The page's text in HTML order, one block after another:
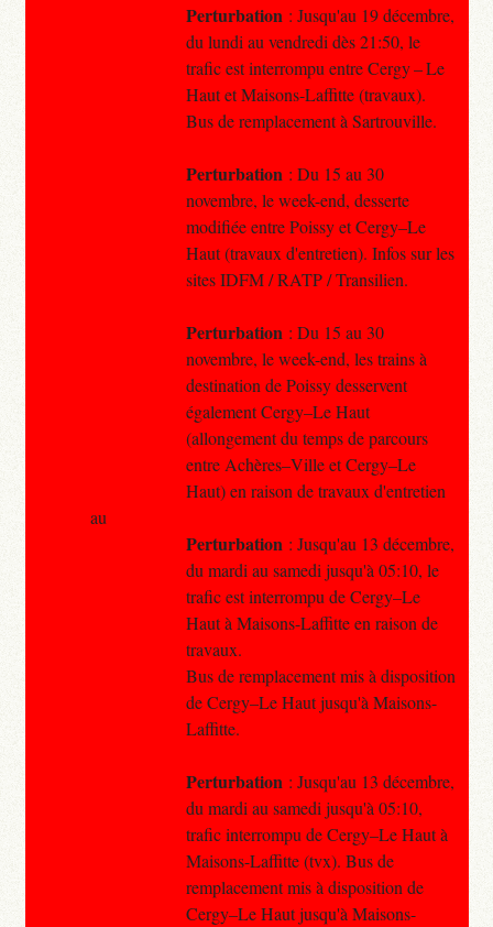
Perturbation : Jusqu'au 19 décembre,
du lundi au vendredi dès 21:50, le
trafic est interrompu entre Cergy – Le
Haut et Maisons-Laffitte (travaux).
Bus de remplacement à Sartrouville.
Perturbation : Du 15 au 30
novembre, le week-end, desserte
modifiée entre Poissy et Cergy–Le
Haut (travaux d'entretien). Infos sur les
sites IDFM / RATP / Transilien.
Perturbation : Du 15 au 30
novembre, le week-end, les trains à
destination de Poissy desservent
également Cergy–Le Haut
(allongement du temps de parcours
entre Achères–Ville et Cergy–Le
Haut) en raison de travaux d'entretien
Perturbation : Jusqu'au 13 décembre,
du mardi au samedi jusqu'à 05:10, le
trafic est interrompu de Cergy–Le
Haut à Maisons-Laffitte en raison de
travaux.
Bus de remplacement mis à disposition
de Cergy–Le Haut jusqu'à Maisons-
Laffitte.
Perturbation : Jusqu'au 13 décembre,
du mardi au samedi jusqu'à 05:10,
trafic interrompu de Cergy–Le Haut à
Maisons-Laffitte (tvx). Bus de
remplacement mis à disposition de
Cergy–Le Haut jusqu'à Maisons-
au